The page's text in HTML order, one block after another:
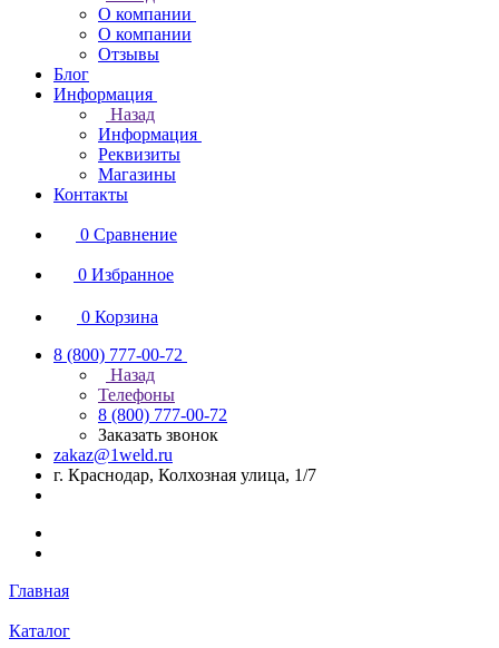
О компании
О компании
Отзывы
Блог
Информация
Назад
Информация
Реквизиты
Магазины
Контакты
0 Сравнение
0 Избранное
0 Корзина
8 (800) 777-00-72
Назад
Телефоны
8 (800) 777-00-72
Заказать звонок
zakaz@1weld.ru
г. Краснодар, Колхозная улица, 1/7
Главная
Каталог